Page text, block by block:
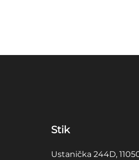
Stik
Ustanička 244D,